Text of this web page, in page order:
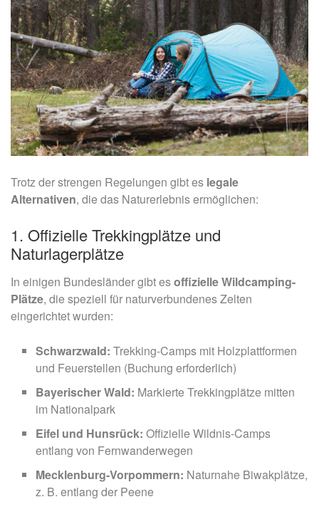
Trotz der strengen Regelungen gibt es legale
Alternativen, die das Naturerlebnis ermöglichen:
1. Offizielle Trekkingplätze und
Naturlagerplätze
In einigen Bundesländer gibt esoffizielle Wildcamping-
Plätze, die speziell für naturverbundenes Zelten
eingerichtet wurden:
Schwarzwald: Trekking-Camps mit Holzplattformen
und Feuerstellen (Buchung erforderlich)
Bayerischer Wald: Markierte Trekkingplätze mitten
im Nationalpark
Eifel und Hunsrück: Offizielle Wildnis-Camps
entlang von Fernwanderwegen
Mecklenburg-Vorpommern: Naturnahe Biwakplätze,
z. B. entlang der Peene